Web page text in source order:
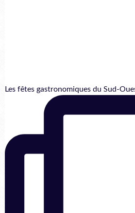
Les fêtes gastronomiques du Sud-